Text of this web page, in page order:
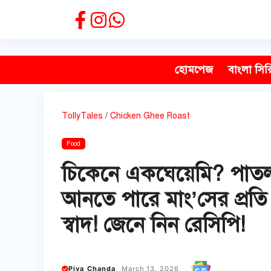
হোমপেজ বাংলা
TollyTales / Chicken Ghee Roast
Food
চিকেনে একঘেয়েমি?
আনতে পারে মাং’সের
স্বাদ! জেনে নিন রেসিপি!
Piya Chanda March 13, 2026